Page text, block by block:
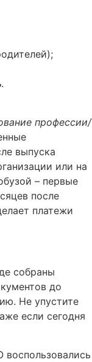
.
профессии/
выпуска
или на
– первые
после
платежи
собраны
до
Не упустите
если сегодня